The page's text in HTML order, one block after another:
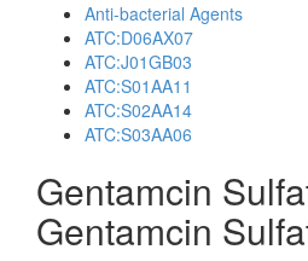
Anti-bacterial Agents
ATC:D06AX07
ATC:J01GB03
ATC:S01AA11
ATC:S02AA14
ATC:S03AA06
Gentamcin
Gentamcin